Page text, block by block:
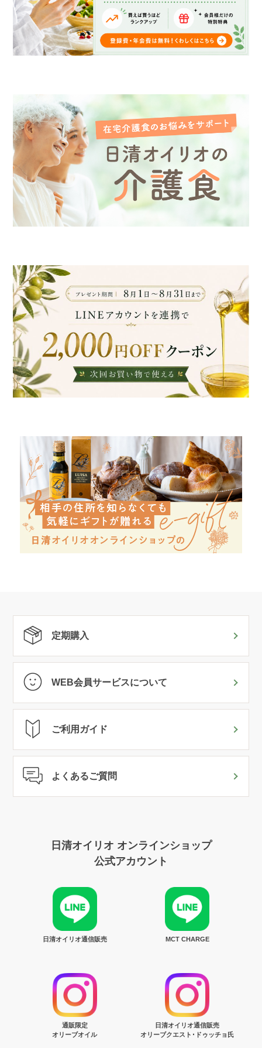
定期購入
WEB会員サービスについて
ご利用ガイド
よくあるご質問
日清オイリオ オンラインショップ
公式アカウント
日清オイリオ通信販売 MCT CHARGE
通販限定
オリーブオイル
日清オイリオ通信販売
オリーブクエスト･ドゥッチョ氏